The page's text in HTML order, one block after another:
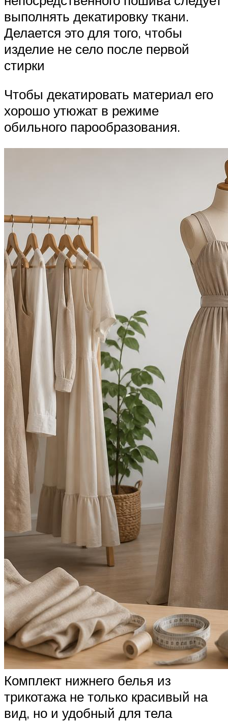
выполнять декатировку ткани.
Делается это для того, чтобы
изделие не село после первой
стирки
Чтобы декатировать материал его
хорошо утюжат в режиме
обильного парообразования.
Комплект нижнего белья из
трикотажа не только красивый на
вид, но и удобный для тела